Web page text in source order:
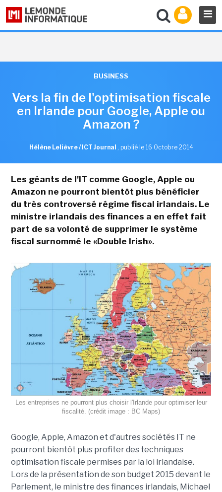
BUSINESS
Vers la fin de l'optimisation fiscale
en Irlande pour Google, Apple ou
Amazon ?
Hélène Lelièvre / ICT Journal , publié le 16 Octobre 2014
Les géants de l'IT comme Google, Apple ou
Amazon ne pourront bientôt plus bénéficier
du très controversé régime fiscal irlandais. Le
ministre irlandais des finances a en effet fait
part de sa volonté de supprimer le système
fiscal surnommé le «Double Irish».
Les entreprises ne pourront plus choisir l'Irlande pour optimiser leur
fiscalité. (crédit image : BC Maps)
Google, Apple, Amazon et d'autres sociétés IT ne
pourront bientôt plus profiter des techniques
optimisation fiscale permises par la loi irlandaise.
Lors de la présentation de son budget 2015 devant le
Parlement, le ministre des finances irlandais, Michael